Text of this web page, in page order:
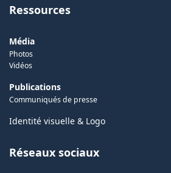
Ressources
Média
Photos
Vidéos
Publications
Communiqués de presse
Identité visuelle & Logo
Réseaux sociaux